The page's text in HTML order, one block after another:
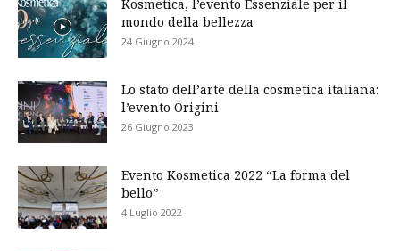
Kosmetica, l’evento Essenziale per il
mondo della bellezza
24 Giugno 2024
Lo stato dell’arte della cosmetica italiana:
l’evento Origini
26 Giugno 2023
Evento Kosmetica 2022 “La forma del
bello”
4 Luglio 2022